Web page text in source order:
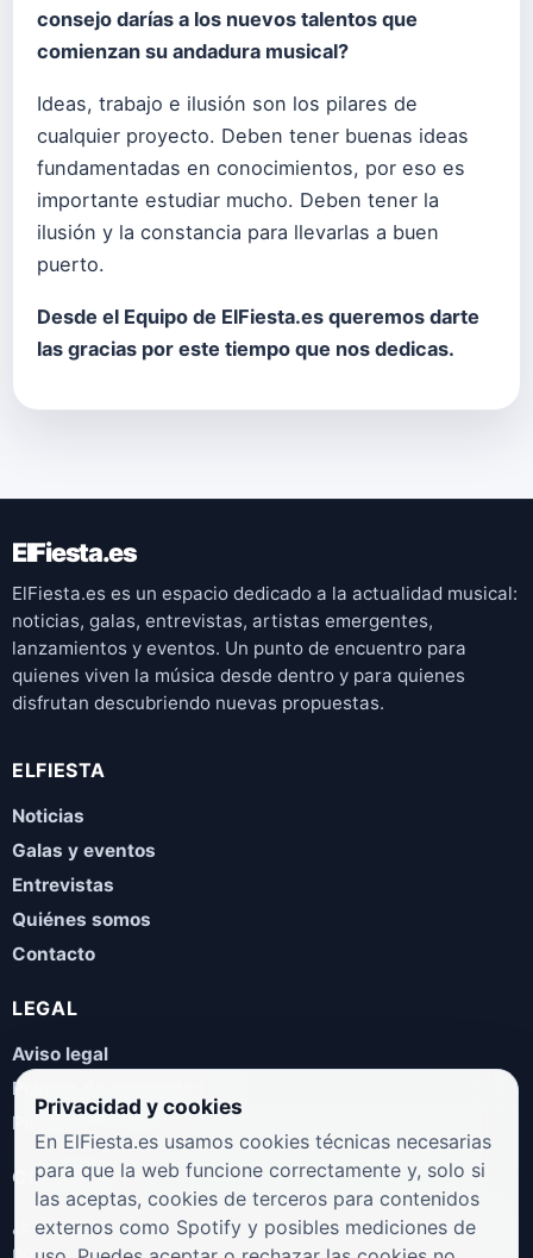
consejo darías a los nuevos talentos que
comienzan su andadura musical?
Ideas, trabajo e ilusión son los pilares de
cualquier proyecto. Deben tener buenas ideas
fundamentadas en conocimientos, por eso es
importante estudiar mucho. Deben tener la
ilusión y la constancia para llevarlas a buen
puerto.
Desde el Equipo de ElFiesta.es queremos darte
las gracias por este tiempo que nos dedicas.
ElFiesta.es
ElFiesta.es es un espacio dedicado a la actualidad musical:
noticias, galas, entrevistas, artistas emergentes,
lanzamientos y eventos. Un punto de encuentro para
quienes viven la música desde dentro y para quienes
disfrutan descubriendo nuevas propuestas.
ELFIESTA
Noticias
Galas y eventos
Entrevistas
Quiénes somos
Contacto
LEGAL
Aviso legal
Política de privacidad
Política de cookies
COLABORA
¿Eres artista, manager, sello o promotor? Envíanos tus
novedades, galas, entrevistas o propuestas musicales.
Privacidad y cookies
En ElFiesta.es usamos cookies técnicas necesarias
para que la web funcione correctamente y, solo si
las aceptas, cookies de terceros para contenidos
externos como Spotify y posibles mediciones de